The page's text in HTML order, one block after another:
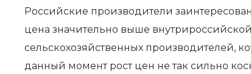
Российские производители
цена значительно выше
сельскохозяйственных производителей,
данный момент рост цен не так сильно